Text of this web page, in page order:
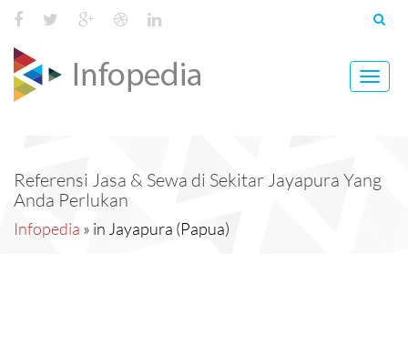
Toggle
Referensi Jasa & Sewa di Sekitar Jayapura Yang
Anda Perlukan
Infopedia » in Jayapura (Papua)